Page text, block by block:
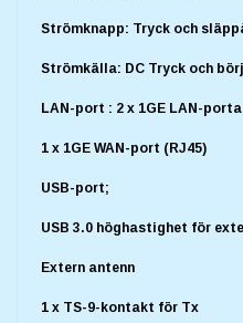
Strömknapp: Tryck och
Strömkälla: DC Tryck och
LAN-port : 2 x 1GE LAN-
1 x 1GE WAN-port (RJ45)
USB-port;
USB 3.0 höghastighet för
Extern antenn
1 x TS-9-kontakt för Tx